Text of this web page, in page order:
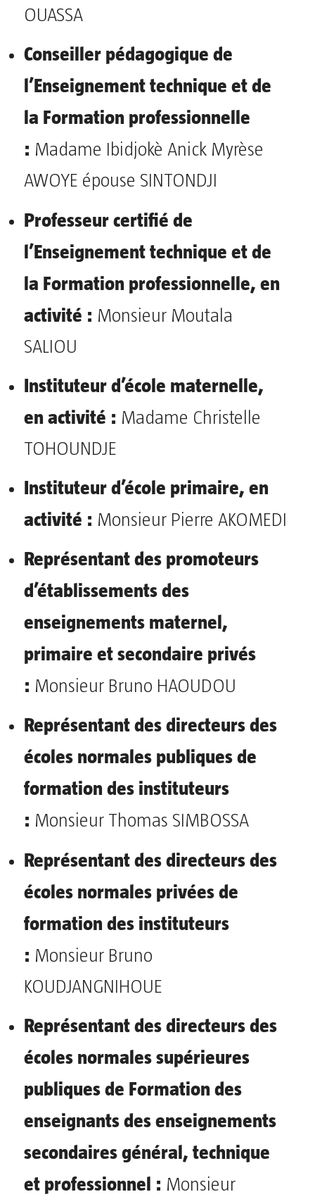
OUASSA
Conseiller pédagogique de
l’Enseignement technique et de
la Formation professionnelle
: Madame Ibidjokè Anick Myrèse
AWOYE épouse SINTONDJI
Professeur certifié de
l’Enseignement technique et de
la Formation professionnelle, en
activité : Monsieur Moutala
SALIOU
Instituteur d’école maternelle,
en activité : Madame Christelle
TOHOUNDJE
Instituteur d’école primaire, en
activité : Monsieur Pierre AKOMEDI
Représentant des promoteurs
d’établissements des
enseignements maternel,
primaire et secondaire privés
: Monsieur Bruno HAOUDOU
Représentant des directeurs des
écoles normales publiques de
formation des instituteurs
: Monsieur Thomas SIMBOSSA
Représentant des directeurs des
écoles normales privées de
formation des instituteurs
: Monsieur Bruno
KOUDJANGNIHOUE
Représentant des directeurs des
écoles normales supérieures
publiques de Formation des
enseignants des enseignements
secondaires général, technique
et professionnel : Monsieur